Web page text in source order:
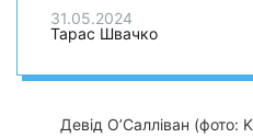
Час грає
України, а
31.05.2024
Тарас Швачко
Девід О’Салліван (фото: